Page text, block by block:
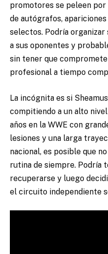
promotores se peleen
de autógrafos,
selectos. Podría
a sus oponentes y
sin tener que
profesional a tiempo
La incógnita es si
compitiendo a un alto
años en la WWE con
lesiones y una larga
nacional, es posible que
rutina de siempre. Podría
recuperarse y luego
el circuito independiente